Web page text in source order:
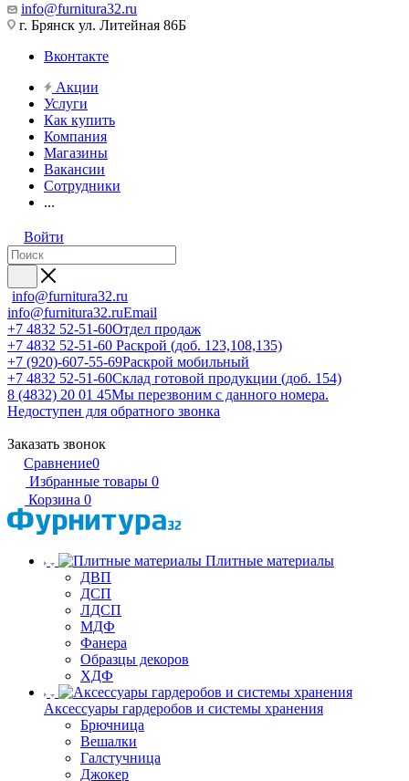
info@furnitura32.ru
г. Брянск ул. Литейная 86Б
Вконтакте
Акции
Услуги
Как купить
Компания
Магазины
Вакансии
Сотрудники
...
Войти
info@furnitura32.ru
info@furnitura32.ruEmail
+7 4832 52-51-60Отдел продаж
+7 4832 52-51-60 Раскрой (доб. 123,108,135)
+7 (920)-607-55-69Раскрой мобильный
+7 4832 52-51-60Склад готовой продукции (доб. 154)
8 (4832) 20 01 45Мы перезвоним с данного номера.
Недоступен для обратного звонка
Заказать звонок
Сравнение0
Избранные товары 0
Корзина 0
Плитные материалы
ДВП
ДСП
ЛДСП
МДФ
Фанера
Образцы декоров
ХДФ
Аксессуары гардеробов и системы хранения
Брючница
Вешалки
Галстучница
Джокер